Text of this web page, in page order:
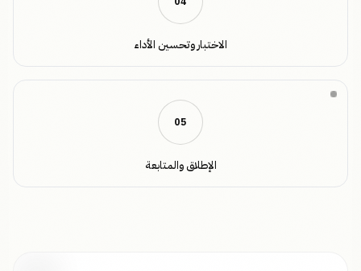
الاختبار وتحسين الأداء
05
الإطلاق والمتابعة